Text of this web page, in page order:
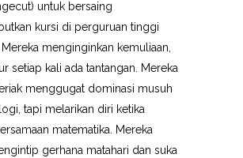
untuk bersaing
kursi di perguruan tinggi
menginginkan kemuliaan,
setiap kali ada tantangan. Mereka
menggugat dominasi musuh
tapi melarikan diri ketika
matematika. Mereka
gerhana matahari dan suka